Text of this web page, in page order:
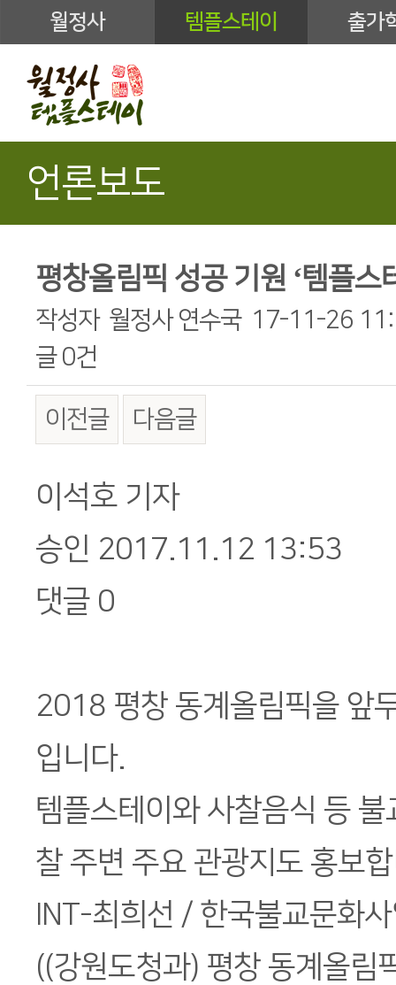
월정사 템플스테이 출가
언론보도
평창올림픽 성공 기원 ‘템플스
작성자 월정사 연수국 17-11-26
글 0건
이전글 다음글
본문
이석호 기자
승인 2017.11.12 13:53
댓글 0
2018 평창 동계올림픽을 앞
입니다.
템플스테이와 사찰음식 등
찰 주변 주요 관광지도 홍보
INT-최희선 / 한국불교문화
((강원도청과) 평창 동계올림